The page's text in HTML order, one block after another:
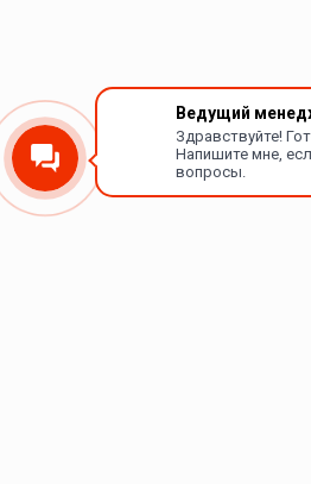
Ведущий
Здравствуйте!
Напишите мне,
вопросы.